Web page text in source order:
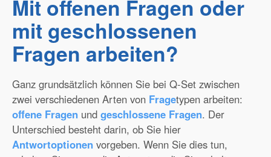
Mit offenen Fragen oder
mit geschlossenen
Fragen arbeiten?
Ganz grundsätzlich können Sie bei Q-Set zwischen
zwei verschiedenen Arten von Fragetypen arbeiten:
offene Fragen und geschlossene Fragen. Der
Unterschied besteht darin, ob Sie hier
Antwortoptionen vorgeben. Wenn Sie dies tun,